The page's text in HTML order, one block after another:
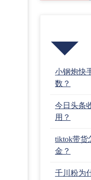
小钢炮快
数？
今日头条
用？
tiktok带货
金？
千川粉为